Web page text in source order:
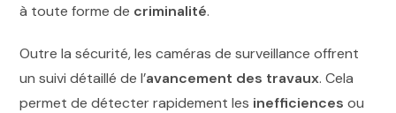
à toute forme de criminalité.
Outre la sécurité, les caméras de surveillance offrent
un suivi détaillé de l’avancement des travaux. Cela
permet de détecter rapidement les inefficiences ou